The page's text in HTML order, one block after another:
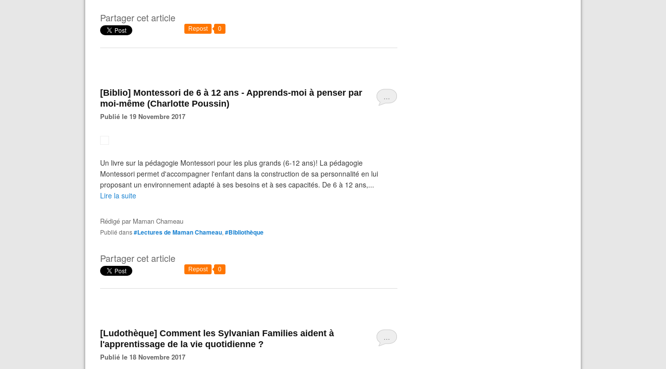
Partager cet article
Repost 0
…
[Biblio] Montessori de 6 à 12 ans - Apprends-moi à penser par
moi-même (Charlotte Poussin)
Publié le 19 Novembre 2017
Un livre sur la pédagogie Montessori pour les plus grands (6-12 ans)! La pédagogie
Montessori permet d'accompagner l'enfant dans la construction de sa personnalité en lui
proposant un environnement adapté à ses besoins et à ses capacités. De 6 à 12 ans,...
Lire la suite
Rédigé par Maman Chameau
Publié dans#Lectures de Maman Chameau, #Bibliothèque
Partager cet article
Repost 0
…
[Ludothèque] Comment les Sylvanian Families aident à
l'apprentissage de la vie quotidienne ?
Publié le 18 Novembre 2017